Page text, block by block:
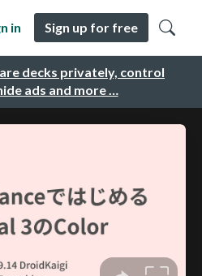
decks privately, control
ads and more …
in Sign up for free